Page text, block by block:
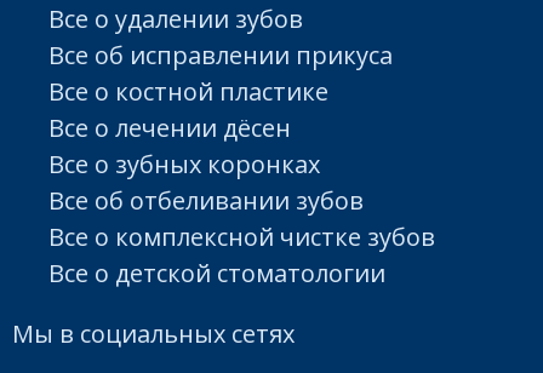
Все о удалении зубов
Все об исправлении прикуса
Все о костной пластике
Все о лечении дёсен
Все о зубных коронках
Все об отбеливании зубов
Все о комплексной чистке зубов
Все о детской стоматологии
Мы в социальных сетях